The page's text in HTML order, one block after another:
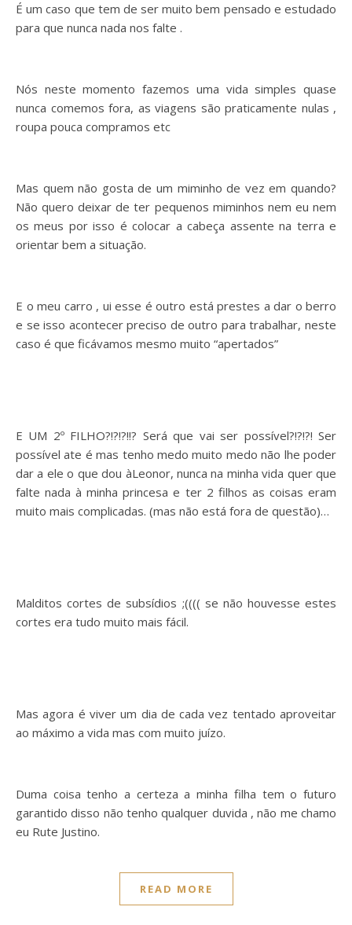
É um caso que tem de ser muito bem pensado e estudado
para que nunca nada nos falte .
Nós neste momento fazemos uma vida simples quase
nunca comemos fora, as viagens são praticamente nulas ,
roupa pouca compramos etc
Mas quem não gosta de um miminho de vez em quando?
Não quero deixar de ter pequenos miminhos nem eu nem
os meus por isso é colocar a cabeça assente na terra e
orientar bem a situação.
E o meu carro , ui esse é outro está prestes a dar o berro
e se isso acontecer preciso de outro para trabalhar, neste
caso é que ficávamos mesmo muito “apertados”
E UM 2º FILHO?!?!?!!? Será que vai ser possível?!?!?! Ser
possível ate é mas tenho medo muito medo não lhe poder
dar a ele o que dou àLeonor, nunca na minha vida quer que
falte nada à minha princesa e ter 2 filhos as coisas eram
muito mais complicadas. (mas não está fora de questão)…
Malditos cortes de subsídios ;(((( se não houvesse estes
cortes era tudo muito mais fácil.
Mas agora é viver um dia de cada vez tentado aproveitar
ao máximo a vida mas com muito juízo.
Duma coisa tenho a certeza a minha filha tem o futuro
garantido disso não tenho qualquer duvida , não me chamo
eu Rute Justino.
READ MORE